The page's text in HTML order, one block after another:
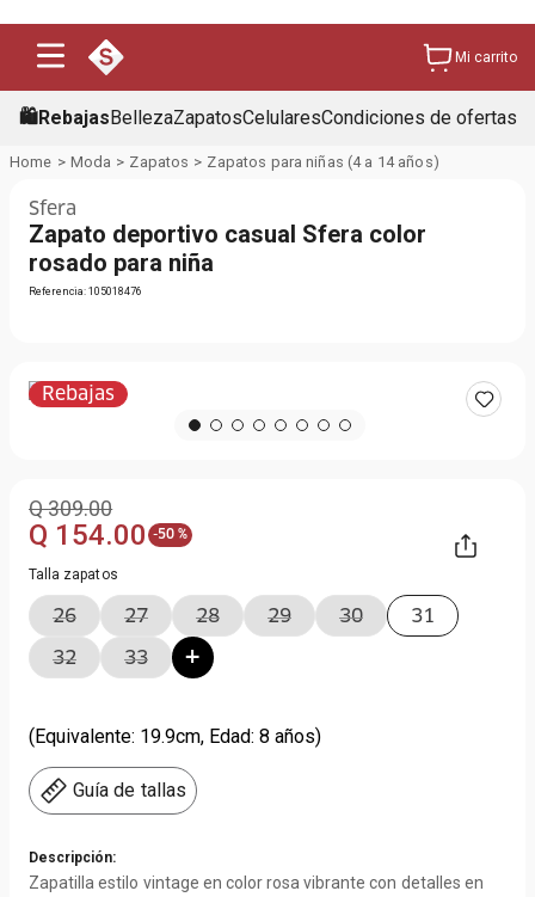
Mi carrito
🛍️RebajasBellezaZapatosCelularesCondiciones de ofertas
Moda Zapatos Zapatos para niñas (4 a 14 años)
Sfera
Zapato deportivo casual Sfera color
rosado para niña
Referencia:105018476
Rebajas
Q309.00
Q 154.00 -50 %
Talla zapatos
26 27 28 29 30 31
32 33
(Equivalente: 19.9cm, Edad: 8 años)
Guía de tallas
Descripción:
Zapatilla estilo vintage en color rosa vibrante con detalles en